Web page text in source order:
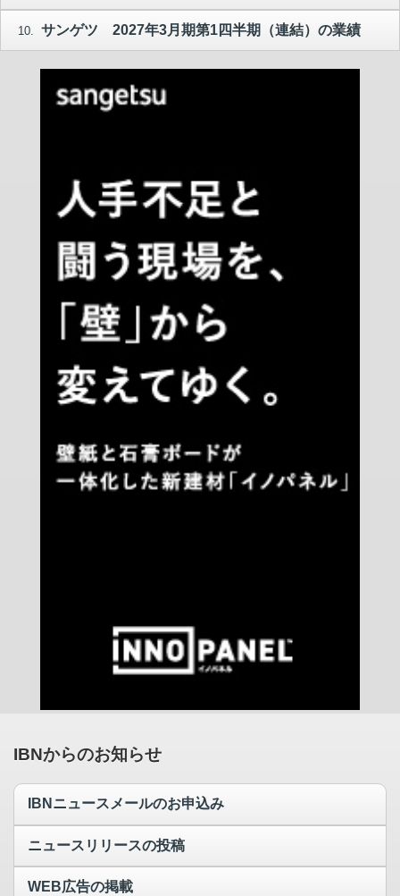
10. サンゲツ 2027年3月期第1四半期（連結）の業績
IBNからのお知らせ
IBNニュースメールのお申込み
ニュースリリースの投稿
WEB広告の掲載